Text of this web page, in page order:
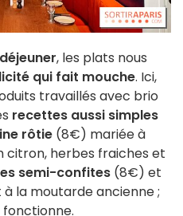
déjeuner, les plats nous
qui fait mouche. Ici,
travaillés avec brio
recettes aussi simples
rôtie (8€) mariée à
citron, herbes fraiches et
semi-confites (8€) et
la moutarde ancienne ;
fonctionne.